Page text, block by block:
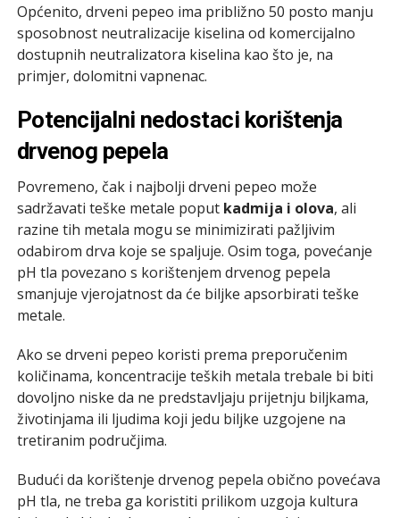
Općenito, drveni pepeo ima približno 50 posto manju
sposobnost neutralizacije kiselina od komercijalno
dostupnih neutralizatora kiselina kao što je, na
primjer, dolomitni vapnenac.
Potencijalni nedostaci korištenja
drvenog pepela
Povremeno, čak i najbolji drveni pepeo može
sadržavati teške metale poput kadmija i olova, ali
razine tih metala mogu se minimizirati pažljivim
odabirom drva koje se spaljuje. Osim toga, povećanje
pH tla povezano s korištenjem drvenog pepela
smanjuje vjerojatnost da će biljke apsorbirati teške
metale.
Ako se drveni pepeo koristi prema preporučenim
količinama, koncentracije teških metala trebale bi biti
dovoljno niske da ne predstavljaju prijetnju biljkama,
životinjama ili ljudima koji jedu biljke uzgojene na
tretiranim područjima.
Budući da korištenje drvenog pepela obično povećava
pH tla, ne treba ga koristiti prilikom uzgoja kultura